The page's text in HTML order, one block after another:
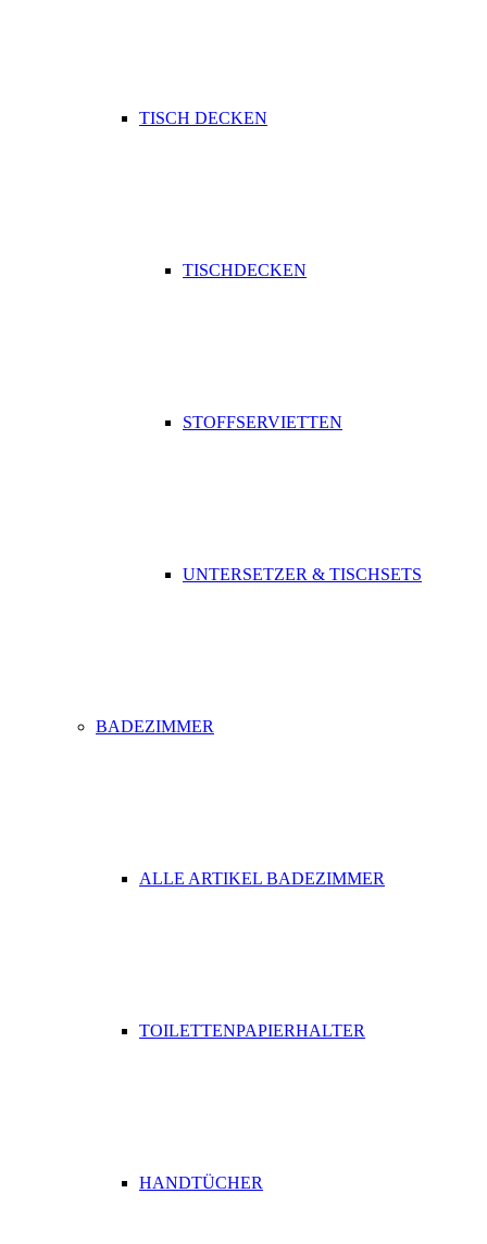
TISCH DECKEN
TISCHDECKEN
STOFFSERVIETTEN
UNTERSETZER & TISCHSETS
BADEZIMMER
ALLE ARTIKEL BADEZIMMER
TOILETTENPAPIERHALTER
HANDTÜCHER